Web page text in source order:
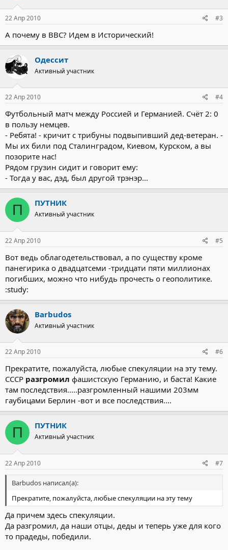
22 Апр 2010 #3
А почему в ВВС? Идем в Исторический!
Одессит
Активный участник
22 Апр 2010 #4
Футбольный матч между Россией и Германией. Счёт 2: 0
в пользу немцев.
- Ребята! - кричит с трибуны подвыпивший дед-ветеран. -
Мы их били под Сталинградом, Киевом, Курском, а вы
позорите нас!
Рядом грузин сидит и говорит ему:
- Тогда у вас, дэд, был другой трэнэр...
П ПУТНИК
Активный участник
22 Апр 2010 #5
Вот ведь облагодетельствовал, а по существу кроме
панегирика о двадцатсеми -тридцати пяти миллионах
погибших, можно что нибудь прочесть о геополитике.
:study:
Barbudos
Активный участник
22 Апр 2010 #6
Прекратите, пожалуйста, любые спекуляции на эту тему.
СССР разгромил фашистскую Германию, и баста! Какие
там последствия.....разгромленный нашими 203мм
гаубицами Берлин -вот и все последствия....
П ПУТНИК
Активный участник
22 Апр 2010 #7
Barbudos написал(а):
Прекратите, пожалуйста, любые спекуляции на эту тему
Да причем здесь спекуляции.
Да разгромил, да наши отцы, деды и теперь уже для кого
то прадеды, победили.